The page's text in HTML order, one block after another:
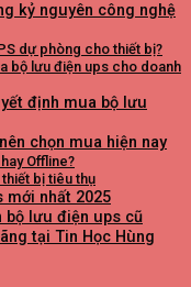
kỷ nguyên công nghệ
dự phòng cho thiết bị?
bộ lưu điện ups cho doanh
định mua bộ lưu
chọn mua hiện nay
Offline?
bị tiêu thụ
mới nhất 2025
bộ lưu điện ups cũ
tại Tin Học Hùng